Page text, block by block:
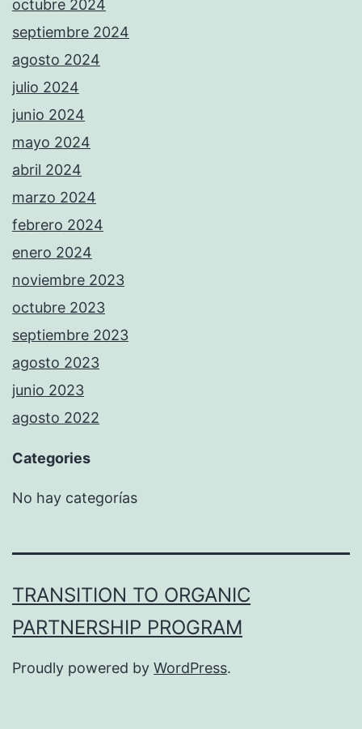
octubre 2024
septiembre 2024
agosto 2024
julio 2024
junio 2024
mayo 2024
abril 2024
marzo 2024
febrero 2024
enero 2024
noviembre 2023
octubre 2023
septiembre 2023
agosto 2023
junio 2023
agosto 2022
Categories
No hay categorías
TRANSITION TO ORGANIC
PARTNERSHIP PROGRAM
Proudly powered by WordPress.